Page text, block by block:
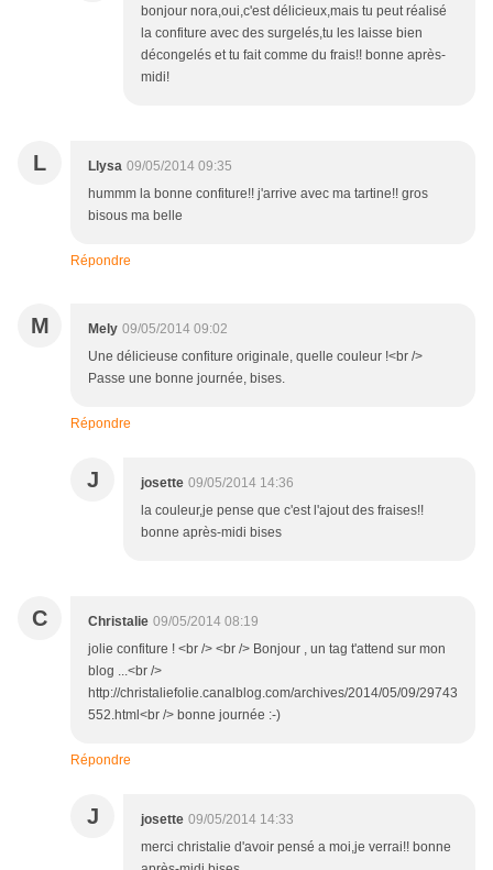
bonjour nora,oui,c'est délicieux,mais tu peut réalisé
la confiture avec des surgelés,tu les laisse bien
décongelés et tu fait comme du frais!! bonne après-
midi!
L Llysa 09/05/2014 09:35
hummm la bonne confiture!! j'arrive avec ma tartine!! gros
bisous ma belle
Répondre
M Mely 09/05/2014 09:02
Une délicieuse confiture originale, quelle couleur !<br />
Passe une bonne journée, bises.
Répondre
J josette 09/05/2014 14:36
la couleur,je pense que c'est l'ajout des fraises!!
bonne après-midi bises
C Christalie 09/05/2014 08:19
jolie confiture ! <br /> <br /> Bonjour , un tag t'attend sur mon
blog ...<br />
http://christaliefolie.canalblog.com/archives/2014/05/09/29743
552.html<br /> bonne journée :-)
Répondre
J josette 09/05/2014 14:33
merci christalie d'avoir pensé a moi,je verrai!! bonne